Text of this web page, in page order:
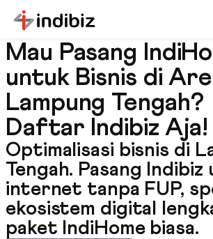
Mau Pasang
untuk Bisnis di
Lampung Tengah?
Daftar Indibiz Aja!
Optimalisasi bisnis di
Tengah. Pasang
internet tanpa FUP,
ekosistem digital
paket IndiHome biasa.